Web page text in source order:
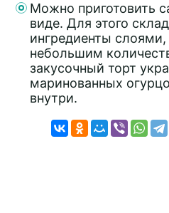
Можно приготовить
виде. Для этого
ингредиенты
небольшим
закусочный торт
маринованных
внутри.